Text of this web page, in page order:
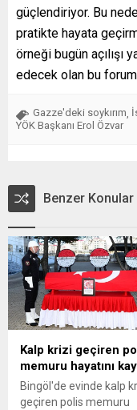
güçlendiriyor. Bu
pratikte hayata
örneği bugün açılışı
edecek olan bu
Gazze'deki soykırım
YÖK Başkanı Erol Özvar
Benzer Konular
Kalp krizi geçiren
memuru hayatını
Bingöl'de evinde kalp
geçiren polis memuru